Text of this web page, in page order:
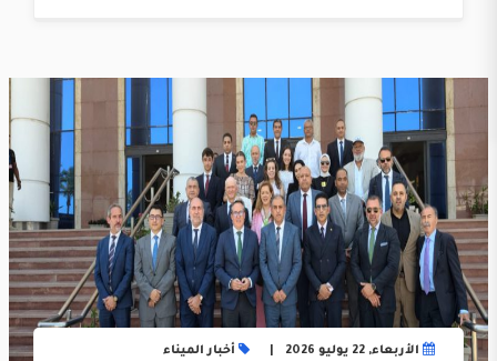
الأربعاء, 22 يوليو 2026 أخبار الميناء